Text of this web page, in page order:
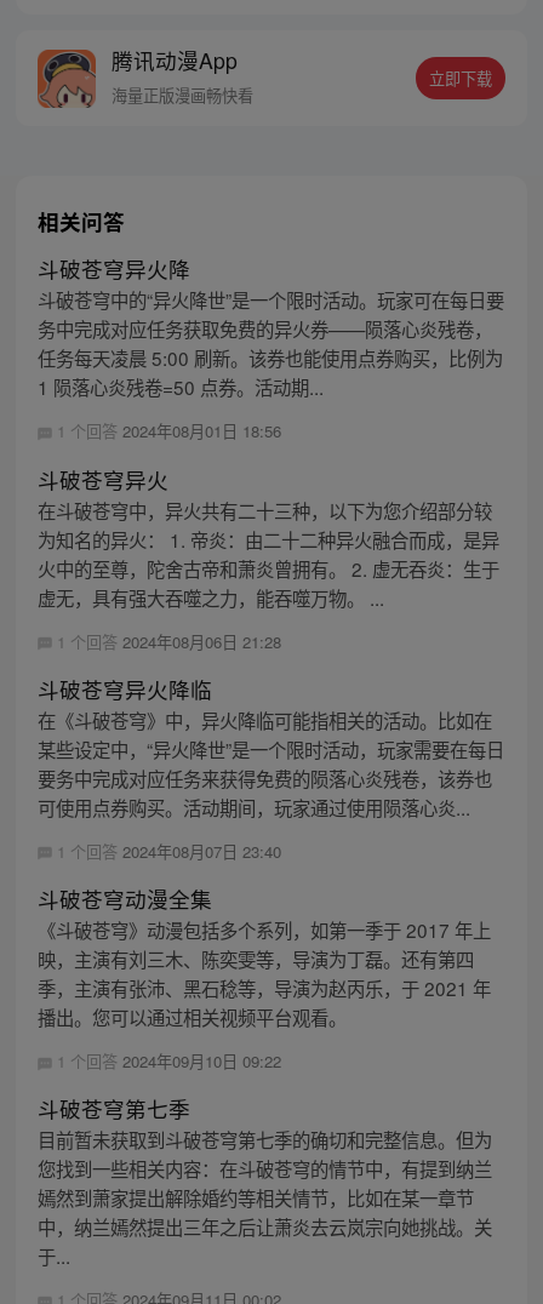
周二、五更新】
腾讯动漫App
海量正版漫画畅快看
立即下载
相关问答
斗破苍穹异火降
斗破苍穹中的“异火降世”是一个限时活动。玩家可在每日要
务中完成对应任务获取免费的异火券——陨落心炎残卷，
任务每天凌晨 5:00 刷新。该券也能使用点券购买，比例为
1 陨落心炎残卷=50 点券。活动期...
1 个回答 2024年08月01日 18:56
斗破苍穹异火
在斗破苍穹中，异火共有二十三种，以下为您介绍部分较
为知名的异火： 1. 帝炎：由二十二种异火融合而成，是异
火中的至尊，陀舍古帝和萧炎曾拥有。 2. 虚无吞炎：生于
虚无，具有强大吞噬之力，能吞噬万物。 ...
1 个回答 2024年08月06日 21:28
斗破苍穹异火降临
在《斗破苍穹》中，异火降临可能指相关的活动。比如在
某些设定中，“异火降世”是一个限时活动，玩家需要在每日
要务中完成对应任务来获得免费的陨落心炎残卷，该券也
可使用点券购买。活动期间，玩家通过使用陨落心炎...
1 个回答 2024年08月07日 23:40
斗破苍穹动漫全集
《斗破苍穹》动漫包括多个系列，如第一季于 2017 年上
映，主演有刘三木、陈奕雯等，导演为丁磊。还有第四
季，主演有张沛、黑石稔等，导演为赵丙乐，于 2021 年
播出。您可以通过相关视频平台观看。
1 个回答 2024年09月10日 09:22
斗破苍穹第七季
目前暂未获取到斗破苍穹第七季的确切和完整信息。但为
您找到一些相关内容：在斗破苍穹的情节中，有提到纳兰
嫣然到萧家提出解除婚约等相关情节，比如在某一章节
中，纳兰嫣然提出三年之后让萧炎去云岚宗向她挑战。关
于...